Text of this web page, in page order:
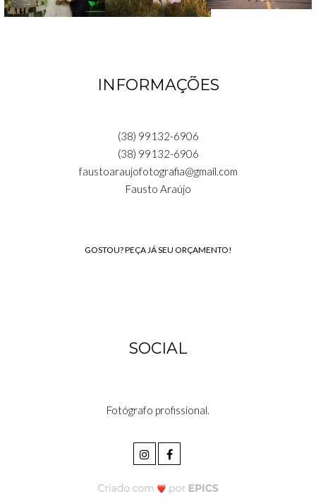
INFORMAÇÕES
(38) 99132-6906
(38) 99132-6906
faustoaraujofotografia@gmail.com
Fausto Araújo
GOSTOU? PEÇA JÁ SEU ORÇAMENTO!
SOCIAL
Fotógrafo profissional.